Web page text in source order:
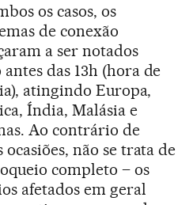
os casos, os
de conexão
a ser notados
antes das 13h (hora de
atingindo Europa,
Índia, Malásia e
Ao contrário de
ocasiões, não se trata de
completo – os
afetados em geral